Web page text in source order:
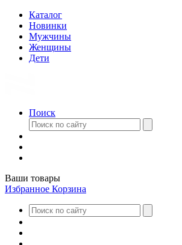
Каталог
Новинки
Мужчины
Женщины
Дети
Поиск
Ваши товары
Избранное Корзина